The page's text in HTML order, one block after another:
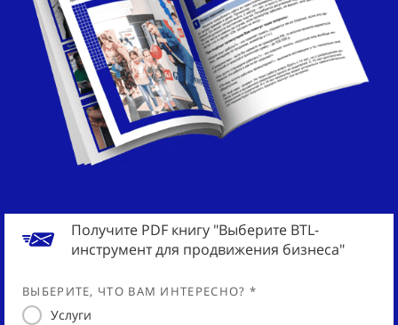
Получите PDF книгу "Выберите BTL-
инструмент для продвижения бизнеса"
ВЫБЕРИТЕ, ЧТО ВАМ ИНТЕРЕСНО? *
Услуги